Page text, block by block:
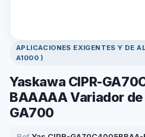
APLICACIONES EXIGENTES Y DE
A1000 )
Yaskawa CIPR-
BAAAAA Variador
GA700